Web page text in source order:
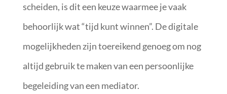
scheiden, is dit een keuze waarmee je vaak
behoorlijk wat “tijd kunt winnen”. De digitale
mogelijkheden zijn toereikend genoeg om nog
altijd gebruik te maken van een persoonlijke
begeleiding van een mediator.